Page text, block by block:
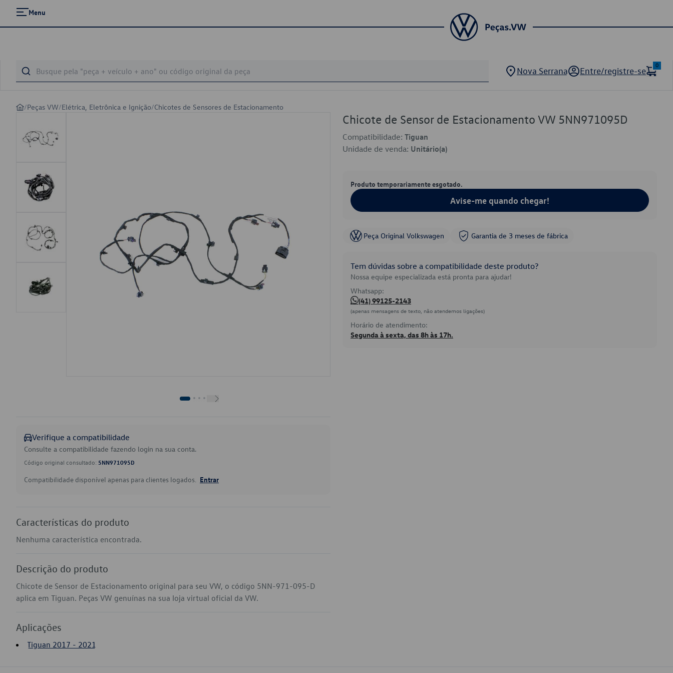
Menu
Nova Serrana Entre/registre-se
0
/Peças VW/Elétrica, Eletrônica e Ignição/Chicotes de Sensores de Estacionamento
Verifique a compatibilidade
Consulte a compatibilidade fazendo login na sua conta.
Código original consultado: 5NN971095D
Compatibilidade disponível apenas para clientes logados. Entrar
Características do produto
Nenhuma característica encontrada.
Descrição do produto
Chicote de Sensor de Estacionamento original para seu VW, o código 5NN-971-095-D
aplica em Tiguan. Peças VW genuínas na sua loja virtual oficial da VW.
Aplicações
Tiguan 2017 - 2021
Chicote de Sensor de Estacionamento VW 5NN971095D
Compatibilidade: Tiguan
Unidade de venda: Unitário(a)
Produto temporariamente esgotado.
Avise-me quando chegar!
Peça Original Volkswagen Garantia de 3 meses de fábrica
Tem dúvidas sobre a compatibilidade deste produto?
Nossa equipe especializada está pronta para ajudar!
Whatsapp:
(41) 99125-2143
(apenas mensagens de texto, não atendemos ligações)
Horário de atendimento:
Segunda à sexta, das 8h às 17h.